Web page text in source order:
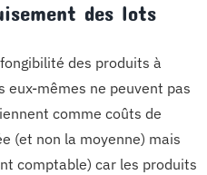
des lots
des produits à
eux-mêmes ne peuvent pas
comme coûts de
(et non la moyenne) mais
comptable) car les produits